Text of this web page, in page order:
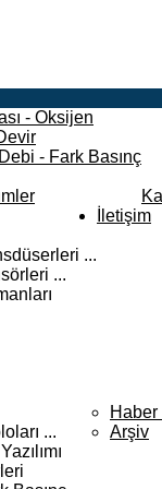
- Oksijen
- Fark Basınç
...
...
...
Arşiv
İletişim